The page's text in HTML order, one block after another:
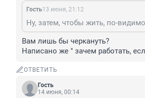
Гость13 июня, 21:12
Вам лишь бы черкануть?
Написано же " зачем работать,
ОТВЕТИТЬ
Гость
14 июня, 00:14